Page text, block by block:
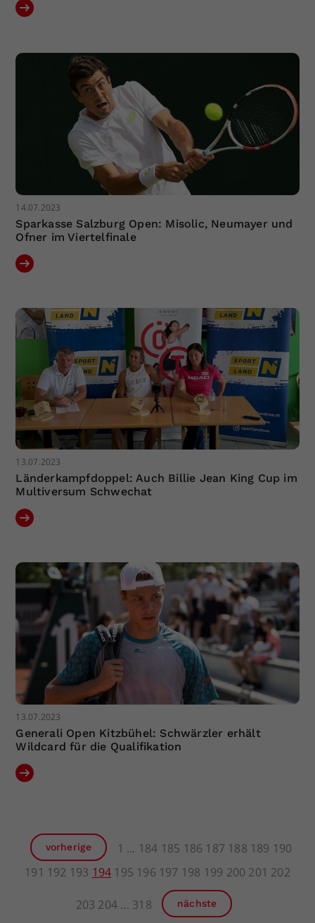
14.07.2023
Sparkasse Salzburg Open: Misolic, Neumayer und
Ofner im Viertelfinale
13.07.2023
Länderkampfdoppel: Auch Billie Jean King Cup im
Multiversum Schwechat
13.07.2023
Generali Open Kitzbühel: Schwärzler erhält
Wildcard für die Qualifikation
vorherige 1 184 185 186 187 188 189 190
191 192 193 194 195 196 197 198 199 200 201 202
203 204 318 nächste